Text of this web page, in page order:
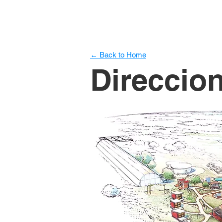
← Back to Home